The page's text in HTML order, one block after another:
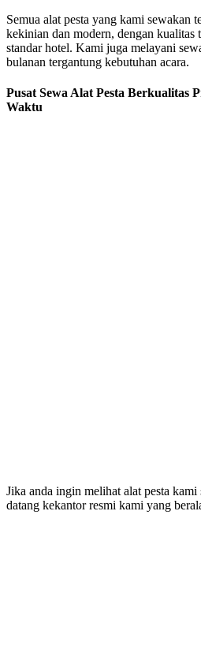
Semua alat pesta yang kami sewakan
kekinian dan modern, dengan kualitas
standar hotel. Kami juga melayani
bulanan tergantung kebutuhan acara.
Pusat Sewa Alat Pesta Berkualitas
Waktu
Jika anda ingin melihat alat pesta kami
datang kekantor resmi kami yang